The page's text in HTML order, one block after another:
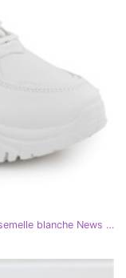
Sneakers pour femmes isolées sur une seule semelle blanche News 9121